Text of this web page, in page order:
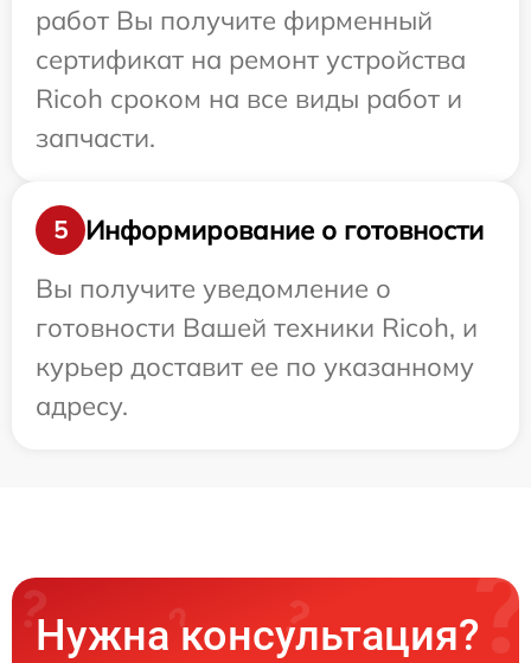
работ Вы получите фирменный
сертификат на ремонт устройства
Ricoh сроком на все виды работ и
запчасти.
5
Информирование о готовности
Вы получите уведомление о
готовности Вашей техники Ricoh, и
курьер доставит ее по указанному
адресу.
Нужна консультация?